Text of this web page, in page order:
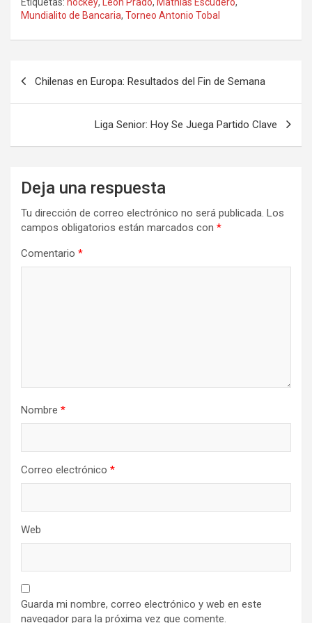
Mundialito de Bancaria, Torneo Antonio Tobal
Chilenas en Europa: Resultados del Fin de Semana
Liga Senior: Hoy Se Juega Partido Clave
Deja una respuesta
Tu dirección de correo electrónico no será publicada. Los
campos obligatorios están marcados con *
Comentario *
Nombre *
Correo electrónico *
Web
Guarda mi nombre, correo electrónico y web en este
navegador para la próxima vez que comente.